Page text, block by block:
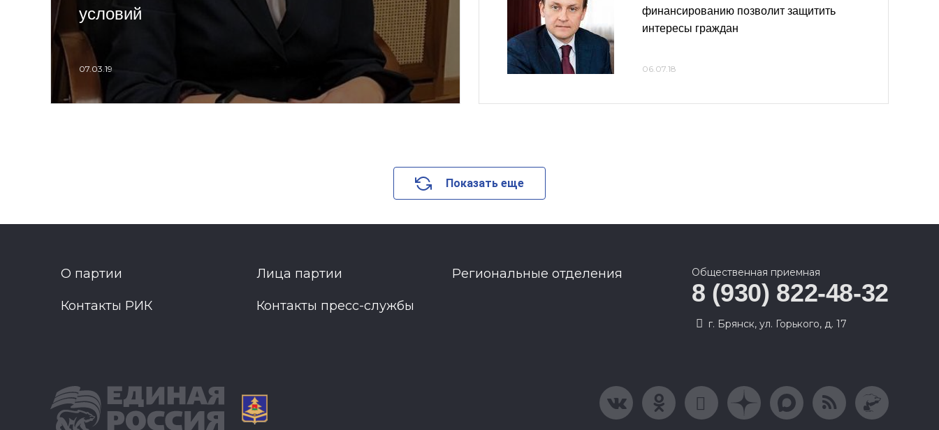
условий
07.03.19
финансированию позволит защитить
интересы граждан
06.07.18
Показать еще
О партии Лица партии Региональные отделения
Контакты РИК Контакты пресс-службы
Общественная приемная
8 (930) 822-48-32
г. Брянск, ул. Горького, д. 17